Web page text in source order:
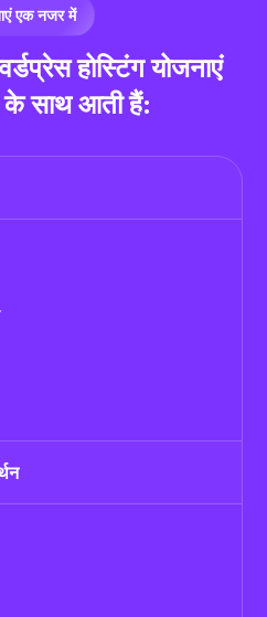
एक नजर में
होस्टिंग योजनाएं
के साथ आती हैं: